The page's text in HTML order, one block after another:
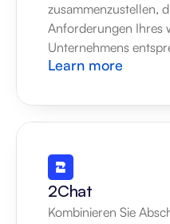
zusammenzustellen,
Anforderungen Ihres
Unternehmens
Learn more
2Chat
Kombinieren Sie